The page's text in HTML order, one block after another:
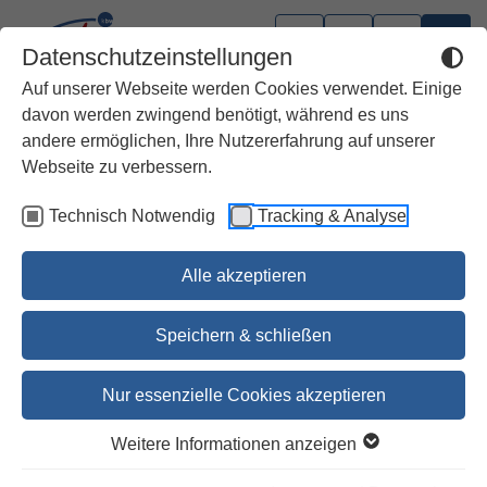
Datenschutzeinstellungen
Auf unserer Webseite werden Cookies verwendet. Einige
davon werden zwingend benötigt, während es uns
andere ermöglichen, Ihre Nutzererfahrung auf unserer
Webseite zu verbessern.
Technisch Notwendig Tracking & Analyse
Alle akzeptieren
Speichern & schließen
Nur essenzielle Cookies akzeptieren
Weitere Informationen anzeigen